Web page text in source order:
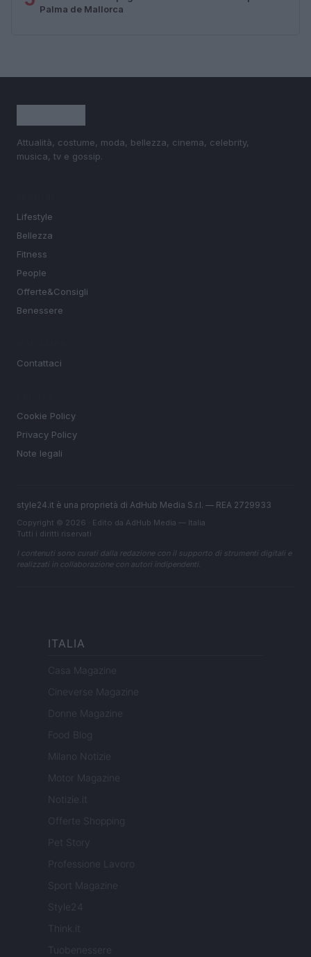
Palma de Mallorca
Attualità, costume, moda, bellezza, cinema, celebrity,
musica, tv e gossip.
Lifestyle
Bellezza
Fitness
People
Offerte&Consigli
Benessere
Contattaci
Cookie Policy
Privacy Policy
Note legali
style24.it è una proprietà di AdHub Media S.r.l. — REA 2729933
Copyright © 2026 · Edito da AdHub Media — Italia
Tutti i diritti riservati
I contenuti sono curati dalla redazione con il supporto di strumenti digitali e
realizzati in collaborazione con autori indipendenti.
ITALIA
Casa Magazine
Cineverse Magazine
Donne Magazine
Food Blog
Milano Notizie
Motor Magazine
Notizie.it
Offerte Shopping
Pet Story
Professione Lavoro
Sport Magazine
Style24
Think.it
Tuobenessere